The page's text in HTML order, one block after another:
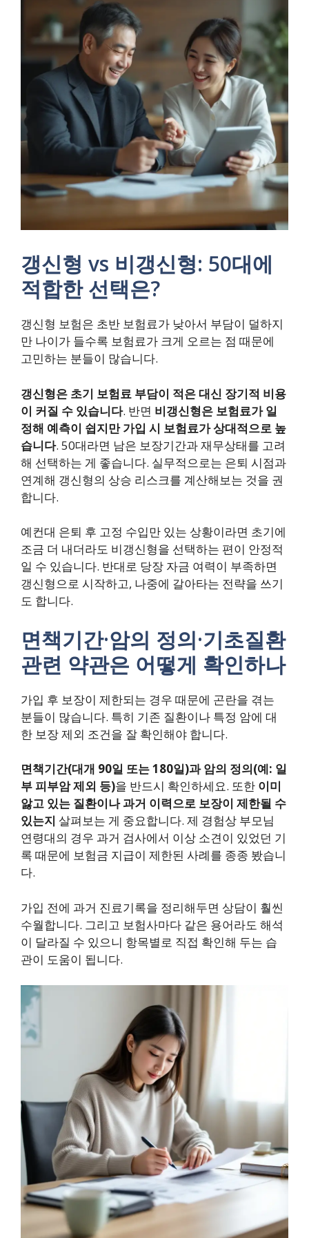
갱신형 vs 비갱신형: 50대에
적합한 선택은?
갱신형 보험은 초반 보험료가 낮아서 부담이 덜하지
만 나이가 들수록 보험료가 크게 오르는 점 때문에
고민하는 분들이 많습니다.
갱신형은 초기 보험료 부담이 적은 대신 장기적 비용
이 커질 수 있습니다. 반면 비갱신형은 보험료가 일
정해 예측이 쉽지만 가입 시 보험료가 상대적으로 높
습니다. 50대라면 남은 보장기간과 재무상태를 고려
해 선택하는 게 좋습니다. 실무적으로는 은퇴 시점과
연계해 갱신형의 상승 리스크를 계산해보는 것을 권
합니다.
예컨대 은퇴 후 고정 수입만 있는 상황이라면 초기에
조금 더 내더라도 비갱신형을 선택하는 편이 안정적
일 수 있습니다. 반대로 당장 자금 여력이 부족하면
갱신형으로 시작하고, 나중에 갈아타는 전략을 쓰기
도 합니다.
면책기간·암의 정의·기초질환
관련 약관은 어떻게 확인하나
가입 후 보장이 제한되는 경우 때문에 곤란을 겪는
분들이 많습니다. 특히 기존 질환이나 특정 암에 대
한 보장 제외 조건을 잘 확인해야 합니다.
면책기간(대개 90일 또는 180일)과 암의 정의(예: 일
부 피부암 제외 등)을 반드시 확인하세요. 또한 이미
앓고 있는 질환이나 과거 이력으로 보장이 제한될 수
있는지 살펴보는 게 중요합니다. 제 경험상 부모님
연령대의 경우 과거 검사에서 이상 소견이 있었던 기
록 때문에 보험금 지급이 제한된 사례를 종종 봤습니
다.
가입 전에 과거 진료기록을 정리해두면 상담이 훨씬
수월합니다. 그리고 보험사마다 같은 용어라도 해석
이 달라질 수 있으니 항목별로 직접 확인해 두는 습
관이 도움이 됩니다.